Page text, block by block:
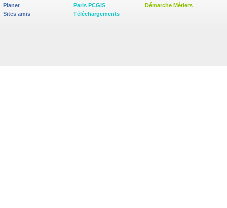
Planet
Sites amis
Paris PCGIS
Téléchargements
Démarche Métiers